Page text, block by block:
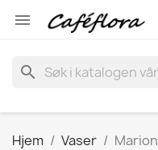

search
Hjem Vaser